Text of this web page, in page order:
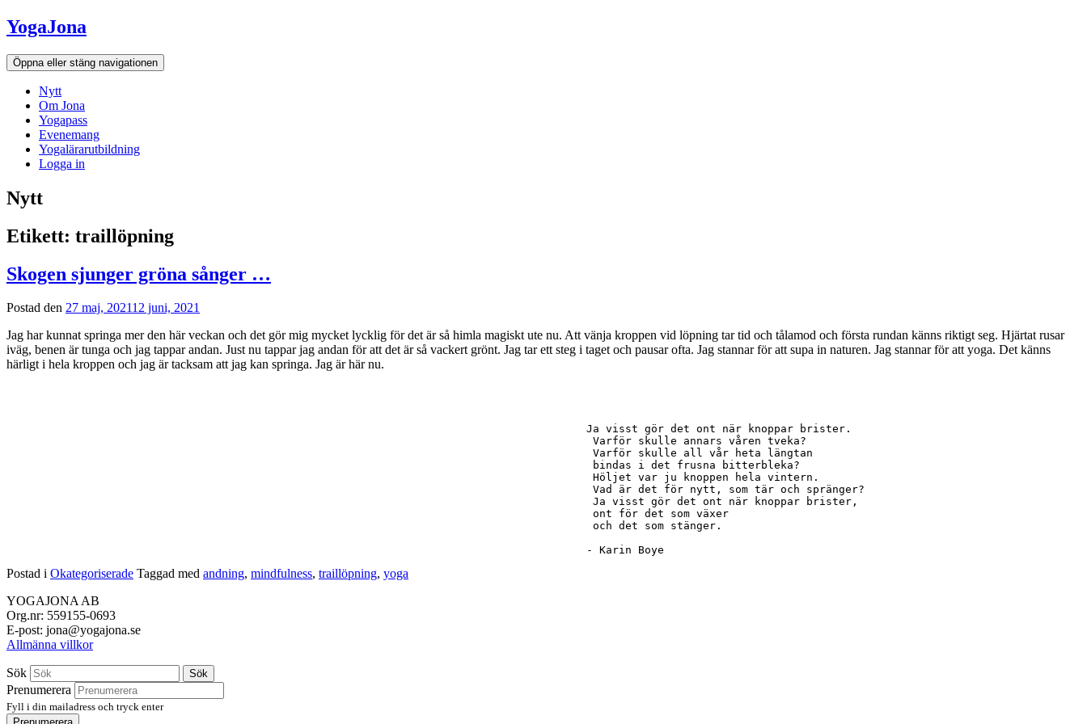
Hoppa
till
innehållet
YogaJona
Öppna eller stäng navigationen
Nytt
Om Jona
Yogapass
Evenemang
Yogalärarutbildning
Logga in
Nytt
Etikett: traillöpning
Skogen sjunger gröna sånger …
Postad den 27 maj, 202112 juni, 2021
Jag har kunnat springa mer den här veckan och det gör mig mycket lycklig för det är så himla magiskt ute nu. Att vänja kroppen vid löpning tar tid och tålamod och första rundan känns riktigt seg. Hjärtat rusar
iväg, benen är tunga och jag tappar andan. Just nu tappar jag andan för att det är så vackert grönt. Jag tar ett steg i taget och pausar ofta. Jag stannar för att supa in naturen. Jag stannar för att yoga. Det känns
härligt i hela kroppen och jag är tacksam att jag kan springa. Jag är här nu.
Ja visst gör det ont när knoppar brister.
Varför skulle annars våren tveka?
Varför skulle all vår heta längtan
Höljet var ju knoppen hela vintern.
Vad är det för nytt, som tär och spränger?
Ja visst gör det ont när knoppar brister,
ont för det som växer
och det som stänger.
- Karin Boye
Postad i Okategoriserade Taggad med andning, mindfulness, traillöpning, yoga
YOGAJONA AB
Org.nr: 559155-0693
E-post: jona@yogajona.se
Allmänna villkor
Sök Sök
Prenumerera
Fyll i din mailadress och tryck enter